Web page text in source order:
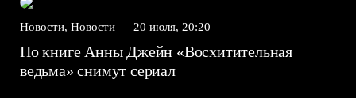
Новости, Новости — 20 июля, 20:20
По книге Анны Джейн «Восхитительная
ведьма» снимут сериал